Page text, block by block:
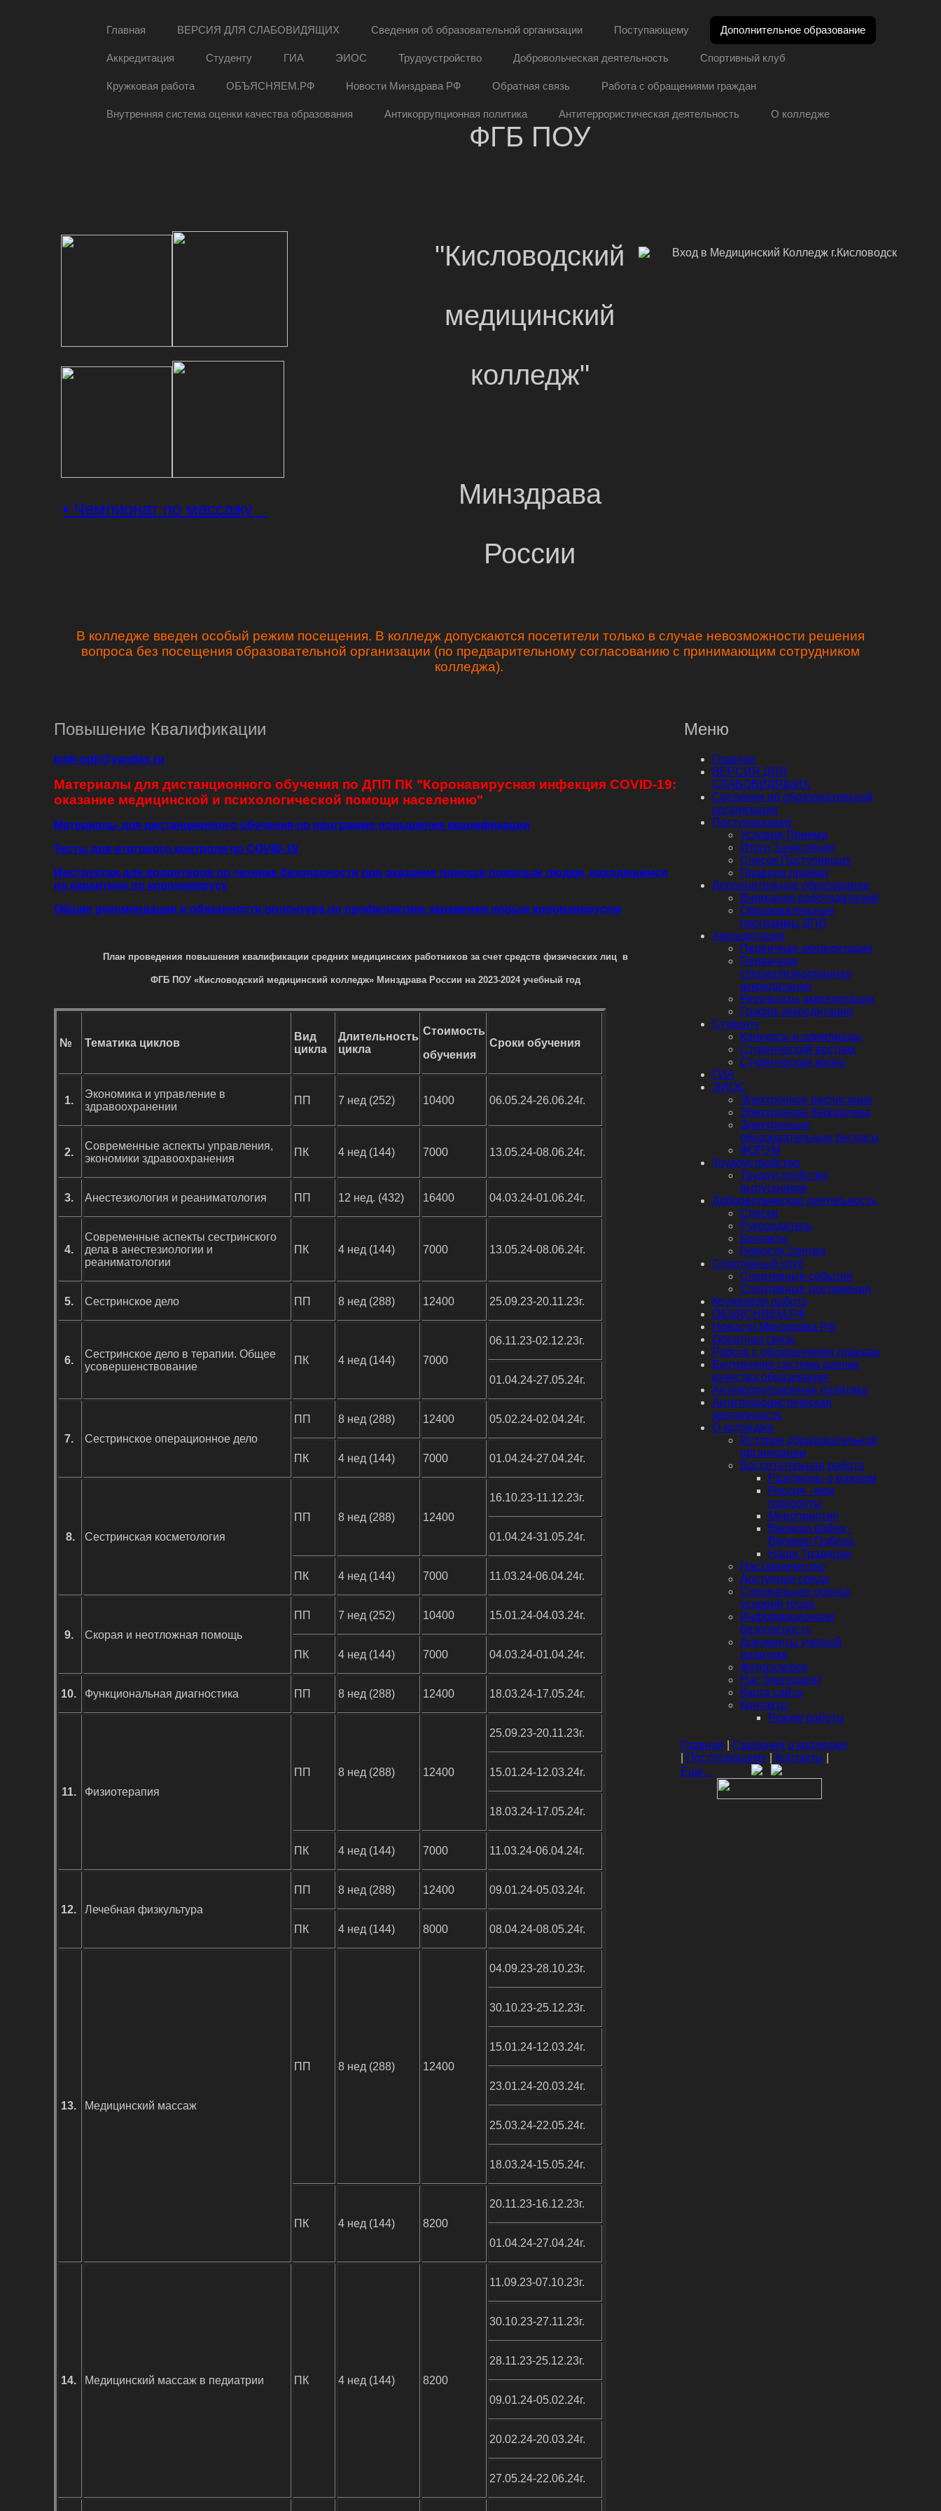
Главная ВЕРСИЯ ДЛЯ СЛАБОВИДЯЩИХ Сведения об образовательной организации Поступающему Дополнительное образование
Аккредитация Студенту ГИА ЭИОС Трудоустройство Добровольческая деятельность Спортивный клуб
Кружковая работа ОБЪЯСНЯЕМ.РФ Новости Минздрава РФ Обратная связь Работа с обращениями граждан
Внутренняя система оценки качества образования Антикоррупционная политика Антитеррористическая деятельность О колледже
• Чемпионат по массажу
ФГБ ПОУ
"Кисловодский
медицинский
колледж"
Минздрава
России
В колледже введен особый режим посещения. В колледж допускаются посетители только в случае невозможности решения
вопроса без посещения образовательной организации (по предварительному согласованию с принимающим сотрудником
колледжа).
Повышение Квалификации
kmk-opk@yandex.ru
Материалы для дистанционного обучения по ДПП ПК "Коронавирусная инфекция COVID-19:
оказание медицинской и психологической помощи населению"
Материалы для дистанционного обучения по программе повышения квалификации
Тесты для итогового контроля по COVID-19
Инструктаж для волонтеров по технике безопасности при оказании помощи пожилым людям, находящимся
на карантине по коронавирусу
Общие рекомендации и обязанности волонтера по профилактике заражения новым коронавирусом
План проведения повышения квалификации средних медицинских работников за счет средств физических лиц в
ФГБ ПОУ «Кисловодский медицинский колледж» Минздрава России на 2023-2024 учебный год
№ Тематика циклов
Вид
цикла
Длительность
цикла
Стоимость
обучения
Сроки обучения
1.
Экономика и управление в
здравоохранении
ПП 7 нед (252) 10400 06.05.24-26.06.24г.
2.
Современные аспекты управления,
экономики здравоохранения
ПК 4 нед (144) 7000 13.05.24-08.06.24г.
3. Анестезиология и реаниматология ПП 12 нед. (432) 16400 04.03.24-01.06.24г.
4.
Современные аспекты сестринского
дела в анестезиологии и
реаниматологии
ПК 4 нед (144) 7000 13.05.24-08.06.24г.
5. Сестринское дело ПП 8 нед (288) 12400 25.09.23-20.11.23г.
6.
Сестринское дело в терапии. Общее
усовершенствование
ПК 4 нед (144) 7000
06.11.23-02.12.23г.
01.04.24-27.05.24г.
7. Сестринское операционное дело
ПП 8 нед (288) 12400 05.02.24-02.04.24г.
ПК 4 нед (144) 7000 01.04.24-27.04.24г.
8. Сестринская косметология
ПП 8 нед (288) 12400
16.10.23-11.12.23г.
01.04.24-31.05.24г.
ПК 4 нед (144) 7000 11.03.24-06.04.24г.
9. Скорая и неотложная помощь
ПП 7 нед (252) 10400 15.01.24-04.03.24г.
ПК 4 нед (144) 7000 04.03.24-01.04.24г.
10. Функциональная диагностика ПП 8 нед (288) 12400 18.03.24-17.05.24г.
11. Физиотерапия
ПП 8 нед (288) 12400
25.09.23-20.11.23г.
15.01.24-12.03.24г.
18.03.24-17.05.24г.
ПК 4 нед (144) 7000 11.03.24-06.04.24г.
12. Лечебная физкультура
ПП 8 нед (288) 12400 09.01.24-05.03.24г.
ПК 4 нед (144) 8000 08.04.24-08.05.24г.
13. Медицинский массаж
ПП 8 нед (288) 12400
04.09.23-28.10.23г.
30.10.23-25.12.23г.
15.01.24-12.03.24г.
23.01.24-20.03.24г.
25.03.24-22.05.24г.
18.03.24-15.05.24г.
ПК 4 нед (144) 8200
20.11.23-16.12.23г.
01.04.24-27.04.24г.
14. Медицинский массаж в педиатрии ПК 4 нед (144) 8200
11.09.23-07.10.23г.
30.10.23-27.11.23г.
28.11.23-25.12.23г.
09.01.24-05.02.24г.
20.02.24-20.03.24г.
27.05.24-22.06.24г.
Меню
Главная
ВЕРСИЯ ДЛЯ
СЛАБОВИДЯЩИХ
Сведения об образовательной
организации
Поступающему
Условия Приема
Итоги Зачисления
Список Поступивших
Правила приёма
Дополнительное образование
Вниманию работодателей!
Образовательные
программы ДПО
Аккредитация
Первичная аккредитация
Первичная
специализированная
аккредитация
Результаты аккредитации
График аккредитации
Студенту
Конкурсы и олимпиады
Студенческий вестник
Студенческая жизнь
ГИА
ЭИОС
Электронное расписание
Электронная библиотека
Электронные
образовательные ресурсы
ФОРУМ
Трудоустройство
Трудоустройство
выпускников
Добровольческая деятельность
Списки
Руководитель
Контакты
Новости Центра
Спортивный клуб
Спортивные события
Спортивные достижения
Кружковая работа
ОБЪЯСНЯЕМ.РФ
Новости Минздрава РФ
Обратная связь
Работа с обращениями граждан
Внутренняя система оценки
качества образования
Антикоррупционная политика
Антитеррористическая
деятельность
О колледже
История образовательной
организации
Воспитательная работа
Разговоры о важном
Россия - мои
горизонты
Мероприятия
Великая война -
Великая Победа
Наши Традиции
Наставничество
Доступная среда
Специальная оценка
условий труда
Информационная
безопасность
Документы учетной
политики
Фотогалерея
Нас благодарят
Карта сайта
Контакты
Режим работы
Главная
Сведения о колледже
Поступающему Контакты
Еще...